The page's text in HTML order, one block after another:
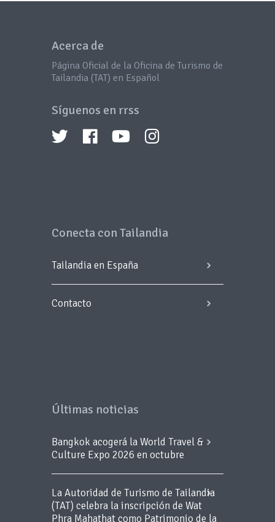
Acerca de
Página Oficial de la Oficina de Turismo de
Tailandia (TAT) en Español
Síguenos en rrss
Conecta con Tailandia
Tailandia en España
Contacto
Últimas noticias
Bangkok acogerá la World Travel &
Culture Expo 2026 en octubre
La Autoridad de Turismo de Tailandia
(TAT) celebra la inscripción de Wat
Phra Mahathat como Patrimonio de la